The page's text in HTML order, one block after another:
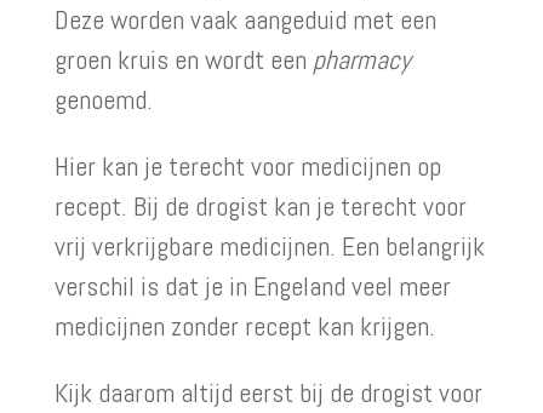
Deze worden vaak aangeduid met een
groen kruis en wordt een pharmacy
genoemd.
Hier kan je terecht voor medicijnen op
recept. Bij de drogist kan je terecht voor
vrij verkrijgbare medicijnen. Een belangrijk
verschil is dat je in Engeland veel meer
medicijnen zonder recept kan krijgen.
Kijk daarom altijd eerst bij de drogist voor